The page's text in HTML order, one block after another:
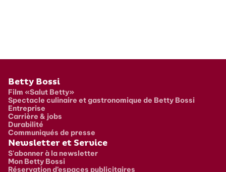
Pied de page
Betty Bossi
Film «Salut Betty»
Spectacle culinaire et gastronomique de Betty Bossi
Entreprise
Carrière & jobs
Durabilité
Communiqués de presse
Newsletter et Service
S'abonner à la newsletter
Mon Betty Bossi
Réservation d’espaces publicitaires